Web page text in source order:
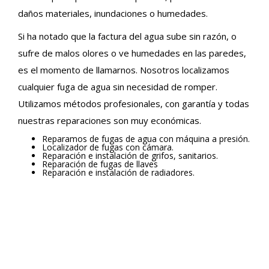
daños materiales, inundaciones o humedades.
Si ha notado que la factura del agua sube sin razón, o
sufre de malos olores o ve humedades en las paredes,
es el momento de llamarnos. Nosotros localizamos
cualquier fuga de agua sin necesidad de romper.
Utilizamos métodos profesionales, con garantía y todas
nuestras reparaciones son muy económicas.
Reparamos de fugas de agua con máquina a presión.
Localizador de fugas con cámara.
Reparación e instalación de grifos, sanitarios.
Reparación de fugas de llaves
Reparación e instalación de radiadores.